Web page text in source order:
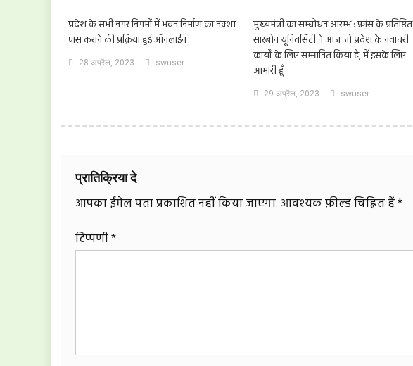
प्रदेश के सभी नगर निगमों में भवन निर्माण का नक्शा
पास कराने की प्रक्रिया हुई ऑनलाईन
28 अप्रैल, 2023 swuser
मुख्यमंत्री का सम्बोधन आरम्भ : फ्रांस के प्रतिष्ठित
सारबोन यूनिवर्सिटी ने आज जो प्रदेश के नवाचरी
कार्यों के लिए सम्मानित किया है, मैं इसके लिए
आभारी हूँ
29 अप्रैल, 2023 swuser
प्रातिक्रिया दे
आपका ईमेल पता प्रकाशित नहीं किया जाएगा. आवश्यक फ़ील्ड चिह्नित हैं*
टिप्पणी*